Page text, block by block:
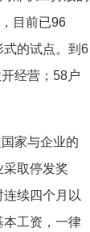
目前已96
式的试点。到6
经营；58户
家与企业的
取停发奖
续四个月以
本工资，一律